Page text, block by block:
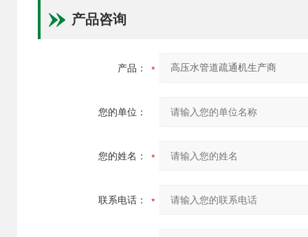
产品咨询
产品：
您的单位：
您的姓名：
联系电话：